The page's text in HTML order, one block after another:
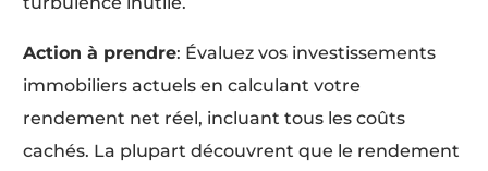
Action à prendre: Évaluez vos investissements
immobiliers actuels en calculant votre
rendement net réel, incluant tous les coûts
cachés. La plupart découvrent que le rendement